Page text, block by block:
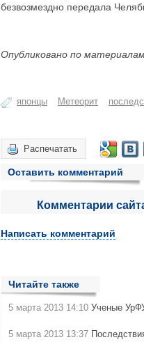
безвозмездно передала
Опубликовано по
японцы Метеорит
Распечатать
Оставить комментарий
Комментарии
Написать комментарий
Читайте также
5 марта 2013 14:10 Ученые
5 марта 2013 13:37